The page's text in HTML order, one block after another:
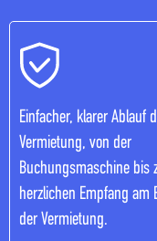
Einfacher, klarer Ablauf
Vermietung, von der
Buchungsmaschine bis
herzlichen Empfang am
der Vermietung.